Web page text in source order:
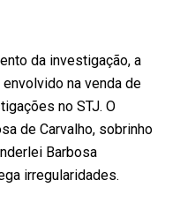
da investigação, a
na venda de
no STJ. O
de Carvalho, sobrinho
Barbosa
irregularidades.